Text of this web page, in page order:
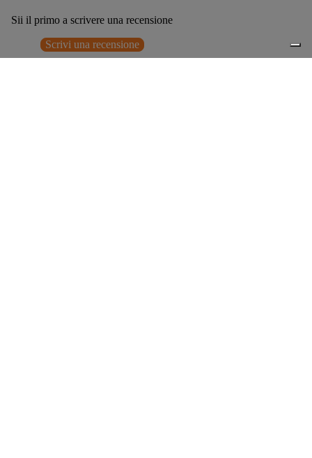
Sii il primo a scrivere una recensione
Scrivi una recensione